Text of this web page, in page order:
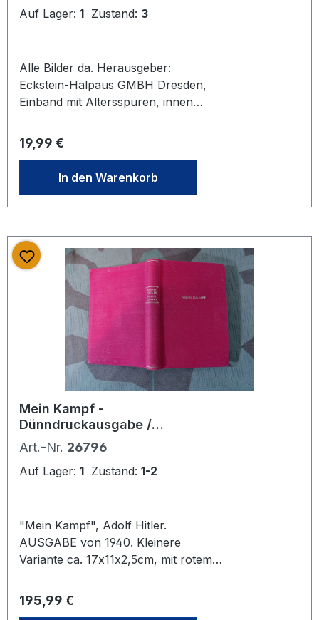
Auf Lager: 1 Zustand: 3
Alle Bilder da. Herausgeber:
Eckstein-Halpaus GMBH Dresden,
Einband mit Altersspuren, innen
Regulärer Preis:
19,99 €
In den Warenkorb
Mein Kampf -
Dünndruckausgabe /
Wehrmachts Feldpostausgabe
von 1940, rotes Leinen
Art.-Nr. 26796
Auf Lager: 1 Zustand: 1-2
"Mein Kampf", Adolf Hitler.
AUSGABE von 1940. Kleinere
Variante ca. 17x11x2,5cm, mit rotem
geprägter Beschriftung. 781 Seiten.
Einband sehr gut erhalten . Inhalt
Regulärer Preis:
195,99 €